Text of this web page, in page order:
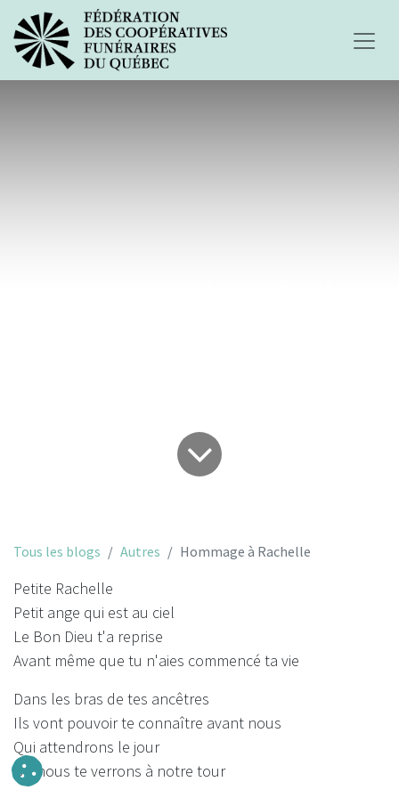
Tous les blogs Autres Hommage à Rachelle
Petite Rachelle
Petit ange qui est au ciel
Le Bon Dieu t'a reprise
Avant même que tu n'aies commencé ta vie
Dans les bras de tes ancêtres
Ils vont pouvoir te connaître avant nous
Qui attendrons le jour
Où nous te verrons à notre tour